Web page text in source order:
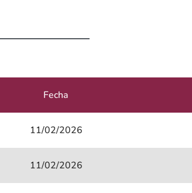
Fecha
11/02/2026
11/02/2026